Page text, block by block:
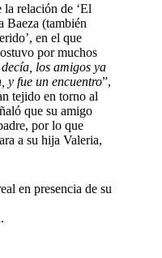
relación de ‘El
Baeza (también
en el que
por muchos
los amigos ya
y fue un encuentro”,
tejido en torno al
que su amigo
por lo que
a su hija Valeria,